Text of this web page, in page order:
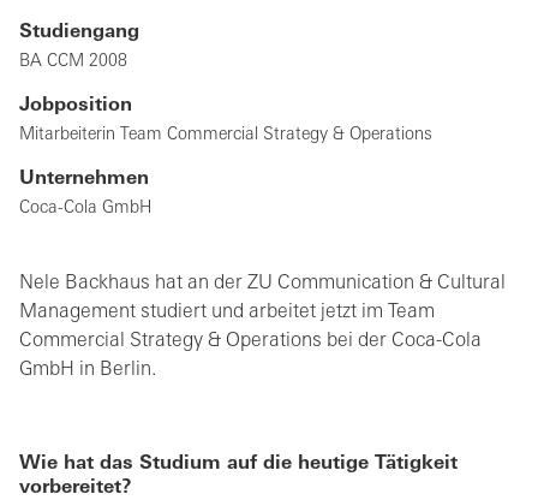
Studiengang
BA CCM 2008
Jobposition
Mitarbeiterin Team Commercial Strategy & Operations
Unternehmen
Coca-Cola GmbH
Nele Backhaus hat an der ZU Communication & Cultural
Management studiert und arbeitet jetzt im Team
Commercial Strategy & Operations bei der Coca-Cola
GmbH in Berlin.
Wie hat das Studium auf die heutige Tätigkeit
vorbereitet?